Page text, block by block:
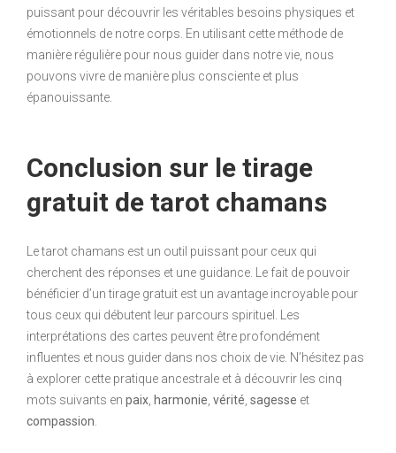
puissant pour découvrir les véritables besoins physiques et
émotionnels de notre corps. En utilisant cette méthode de
manière régulière pour nous guider dans notre vie, nous
pouvons vivre de manière plus consciente et plus
épanouissante.
Conclusion sur le tirage
gratuit de tarot chamans
Le tarot chamans est un outil puissant pour ceux qui
cherchent des réponses et une guidance. Le fait de pouvoir
bénéficier d’un tirage gratuit est un avantage incroyable pour
tous ceux qui débutent leur parcours spirituel. Les
interprétations des cartes peuvent être profondément
influentes et nous guider dans nos choix de vie. N’hésitez pas
à explorer cette pratique ancestrale et à découvrir les cinq
mots suivants en paix, harmonie, vérité, sagesse et
compassion.